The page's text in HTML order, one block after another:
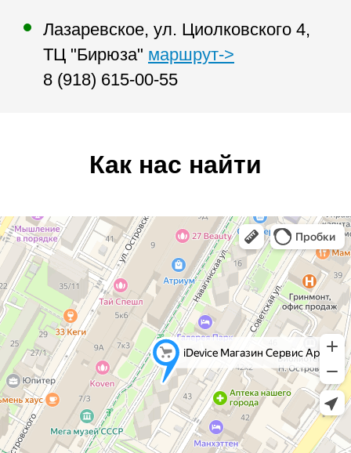
Лазаревское, ул. Циолковского 4,
ТЦ "Бирюза" маршрут->
8 (918) 615-00-55
Как нас найти